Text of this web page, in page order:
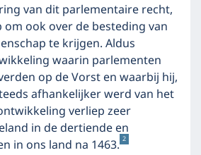
van dit parlementaire recht,
om ook over de besteding van
te krijgen. Aldus
waarin parlementen
op de Vorst en waarbij hij,
afhankelijker werd van het
verliep zeer
in de dertiende en
in ons land na 1463. 2